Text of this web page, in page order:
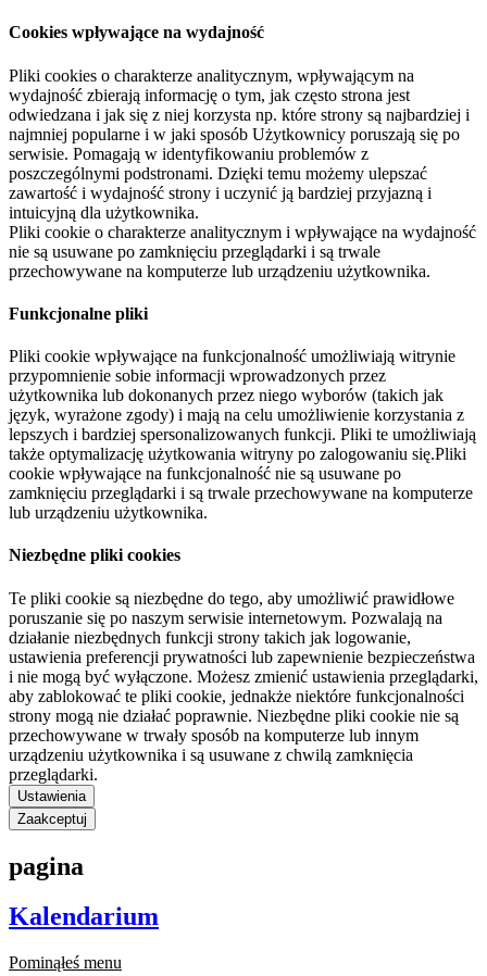
Cookies wpływające na wydajność
Pliki cookies o charakterze analitycznym, wpływającym na
wydajność zbierają informację o tym, jak często strona jest
odwiedzana i jak się z niej korzysta np. które strony są najbardziej i
najmniej popularne i w jaki sposób Użytkownicy poruszają się po
serwisie. Pomagają w identyfikowaniu problemów z
poszczególnymi podstronami. Dzięki temu możemy ulepszać
zawartość i wydajność strony i uczynić ją bardziej przyjazną i
intuicyjną dla użytkownika.
Pliki cookie o charakterze analitycznym i wpływające na wydajność
nie są usuwane po zamknięciu przeglądarki i są trwale
przechowywane na komputerze lub urządzeniu użytkownika.
Funkcjonalne pliki
Pliki cookie wpływające na funkcjonalność umożliwiają witrynie
przypomnienie sobie informacji wprowadzonych przez
użytkownika lub dokonanych przez niego wyborów (takich jak
język, wyrażone zgody) i mają na celu umożliwienie korzystania z
lepszych i bardziej spersonalizowanych funkcji. Pliki te umożliwiają
także optymalizację użytkowania witryny po zalogowaniu się.Pliki
cookie wpływające na funkcjonalność nie są usuwane po
zamknięciu przeglądarki i są trwale przechowywane na komputerze
lub urządzeniu użytkownika.
Niezbędne pliki cookies
Te pliki cookie są niezbędne do tego, aby umożliwić prawidłowe
poruszanie się po naszym serwisie internetowym. Pozwalają na
działanie niezbędnych funkcji strony takich jak logowanie,
ustawienia preferencji prywatności lub zapewnienie bezpieczeństwa
i nie mogą być wyłączone. Możesz zmienić ustawienia przeglądarki,
aby zablokować te pliki cookie, jednakże niektóre funkcjonalności
strony mogą nie działać poprawnie. Niezbędne pliki cookie nie są
przechowywane w trwały sposób na komputerze lub innym
urządzeniu użytkownika i są usuwane z chwilą zamknięcia
przeglądarki.
Ustawienia
Zaakceptuj
pagina
Kalendarium
Pominąłeś menu